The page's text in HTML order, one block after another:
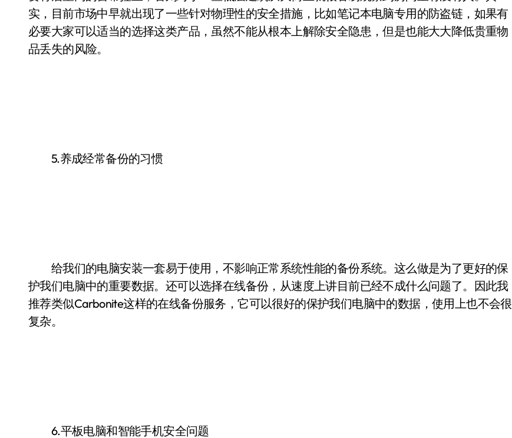
实，目前市场中早就出现了一些针对物理性的安全措施，比如笔记本电脑专用的防盗链，如果有
必要大家可以适当的选择这类产品，虽然不能从根本上解除安全隐患，但是也能大大降低贵重物
品丢失的风险。
5.养成经常备份的习惯
给我们的电脑安装一套易于使用，不影响正常系统性能的备份系统。这么做是为了更好的保
护我们电脑中的重要数据。还可以选择在线备份，从速度上讲目前已经不成什么问题了。因此我
推荐类似Carbonite这样的在线备份服务，它可以很好的保护我们电脑中的数据，使用上也不会很
复杂。
6.平板电脑和智能手机安全问题